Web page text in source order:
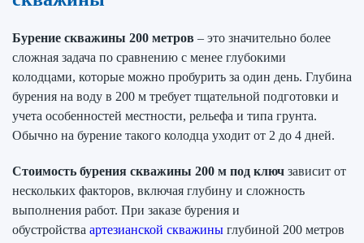
Бурение скважины 200 метров – это значительно более
сложная задача по сравнению с менее глубокими
колодцами, которые можно пробурить за один день. Глубина
бурения на воду в 200 м требует тщательной подготовки и
учета особенностей местности, рельефа и типа грунта.
Обычно на бурение такого колодца уходит от 2 до 4 дней.
Стоимость бурения скважины 200 м под ключ зависит от
нескольких факторов, включая глубину и сложность
выполнения работ. При заказе бурения и
обустройства артезианской скважины глубиной 200 метров